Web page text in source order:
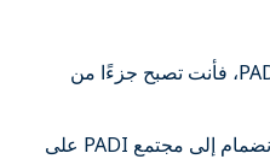
- بصفتك غواص PADI، فأنت تصبح جزءًا من
- من خلال الانضمام إلى مجتمع PADI على